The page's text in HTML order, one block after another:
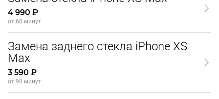
4 990 ₽
от 60 минут
Замена заднего стекла iPhone XS
Max
3 590 ₽
от 90 минут